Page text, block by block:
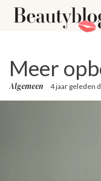
Meer
Algemeen 4 jaar geleden